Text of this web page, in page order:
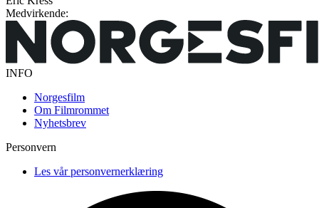
Medvirkende:
INFO
Norgesfilm
Om Filmrommet
Nyhetsbrev
Personvern
Les vår personvernerklæring